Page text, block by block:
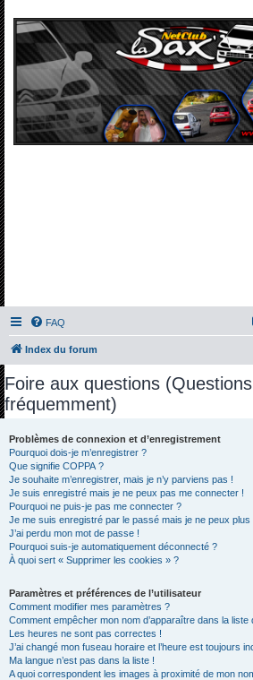
FAQ
Index du forum
Foire aux questions
fréquemment)
Problèmes de connexion et d’enregistrement
Pourquoi dois-je m’enregistrer ?
Que signifie COPPA ?
Je souhaite m’enregistrer, mais je n’y parviens pas !
Je suis enregistré mais je ne peux pas me connecter !
Pourquoi ne puis-je pas me connecter ?
Je me suis enregistré par le passé mais je ne peux plus
J’ai perdu mon mot de passe !
Pourquoi suis-je automatiquement déconnecté ?
À quoi sert « Supprimer les cookies » ?
Paramètres et préférences de l’utilisateur
Comment modifier mes paramètres ?
Comment empêcher mon nom d’apparaître dans la
Les heures ne sont pas correctes !
J’ai changé mon fuseau horaire et l’heure est toujours
Ma langue n’est pas dans la liste !
A quoi correspondent les images à proximité de mon